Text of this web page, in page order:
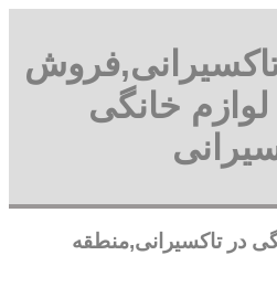
خانگی
در تاکسیرانی,منطقه